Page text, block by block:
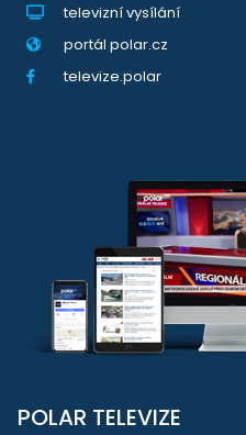
televizní vysílání
portál polar.cz
televize.polar
POLAR TELEVIZE